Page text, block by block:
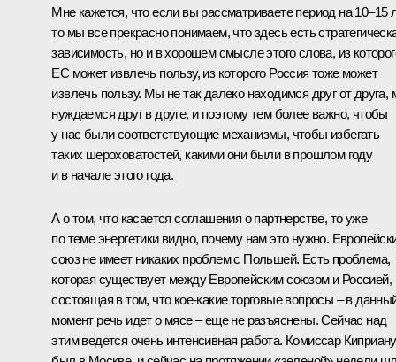
Мне кажется, что если вы рассматриваете период на 10–15
то мы все прекрасно понимаем, что здесь есть
зависимость, но и в хорошем смысле этого слова, из
ЕС может извлечь пользу, из которого Россия тоже может
извлечь пользу. Мы не так далеко находимся друг от друга,
нуждаемся друг в друге, и поэтому тем более важно, чтобы
у нас были соответствующие механизмы, чтобы избегать
таких шероховатостей, какими они были в прошлом году
и в начале этого года.
А о том, что касается соглашения о партнерстве, то уже
по теме энергетики видно, почему нам это нужно.
союз не имеет никаких проблем с Польшей. Есть проблема,
которая существует между Европейским союзом и Россией,
состоящая в том, что кое‑какие торговые вопросы – в
момент речь идет о мясе – еще не разъяснены. Сейчас над
этим ведется очень интенсивная работа. Комиссар Киприану